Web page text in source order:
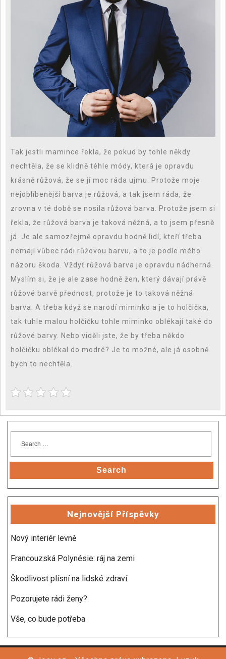
Tak jestli mamince řekla, že pokud by tohle někdy
nechtěla, že se klidně téhle módy, která je opravdu
krásně růžová, že se jí moc ráda ujmu. Protože moje
nejoblíbenější barva je růžová, a tak jsem ráda, že
zrovna v té době se nosila růžová barva. Protože jsem si
řekla, že růžová barva je taková něžná, a to jsem přesně
já. Je ale samozřejmě opravdu hodně lidí, kteří třeba
nemají vůbec rádi růžovou barvu, a to je podle mého
názoru škoda. Vždyť růžová barva je opravdu nádherná.
Myslím si, že je ale zase hodně žen, který dávají právě
růžové barvě přednost, protože je to taková něžná
barva. A třeba když se narodí miminko a je to holčička,
tak tuhle malou holčičku tohle miminko oblékají také do
růžové barvy. Nebo viděli jste, že by třeba někdo
holčičku oblékal do modré? Je to možné, ale já osobně
bych to nechtěla.
Search
Nejnovější Příspěvky
Nový interiér levně
Francouzská Polynésie: ráj na zemi
Škodlivost plísní na lidské zdraví
Pozorujete rádi ženy?
Vše, co bude potřeba